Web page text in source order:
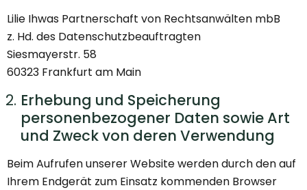
Lilie Ihwas Partnerschaft von Rechtsanwälten mbB
z. Hd. des Datenschutzbeauftragten
Siesmayerstr. 58
60323 Frankfurt am Main
Erhebung und Speicherung
personenbezogener Daten sowie Art
und Zweck von deren Verwendung
Beim Aufrufen unserer Website werden durch den auf
Ihrem Endgerät zum Einsatz kommenden Browser